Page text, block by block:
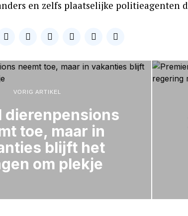
en zelfs plaatselijke politieagenten
VORIG ARTIKEL
dierenpensions
toe, maar in
blijft het
om plekje